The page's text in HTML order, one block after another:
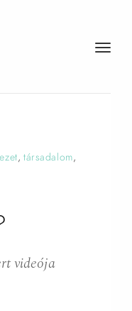
t
,társadalom,
videója